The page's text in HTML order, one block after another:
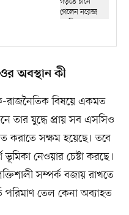
অবস্থান কী
রাজনৈতিক বিষয়ে একমত
তার যুদ্ধে প্রায় সব এসসিও
করাতে সক্ষম হয়েছে। তবে
নেওয়ার চেষ্টা করছে।
সম্পর্ক বজায় রাখতে
পরিমাণ তেল কেনা অব্যাহত